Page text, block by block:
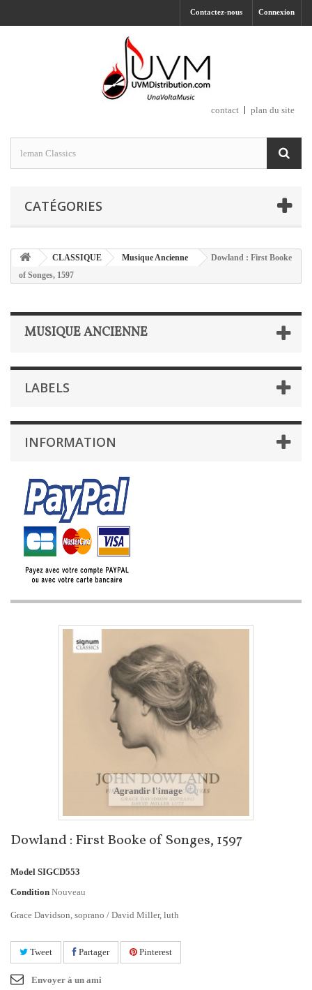
Connexion
Contactez-nous
contact plan du site
CATÉGORIES
CLASSIQUE Musique Ancienne
Dowland : First Booke
of Songes, 1597
MUSIQUE ANCIENNE
LABELS
INFORMATION
Agrandir l'image
Dowland : First Booke of Songes, 1597
Model SIGCD553
Condition Nouveau
Grace Davidson, soprano / David Miller, luth
Tweet Partager Pinterest
Envoyer à un ami